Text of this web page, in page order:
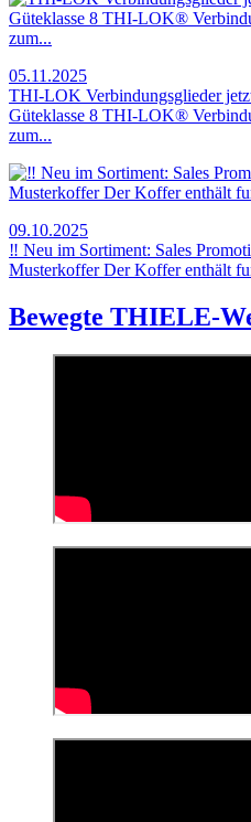
05.11.2025
THI-LOK Verbindungsglieder
Güteklasse 8 THI-LOK®
zum...
09.10.2025
‼ Neu im Sortiment: Sales
Musterkoffer Der Koffer enthält
Bewegte THIELE-